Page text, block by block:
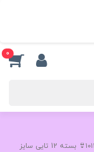
0
شورت نخی کش پهن طرح دار هندوانه غزل کد۱۰۱۲۲۹👙 بسته 12 تایی سایز